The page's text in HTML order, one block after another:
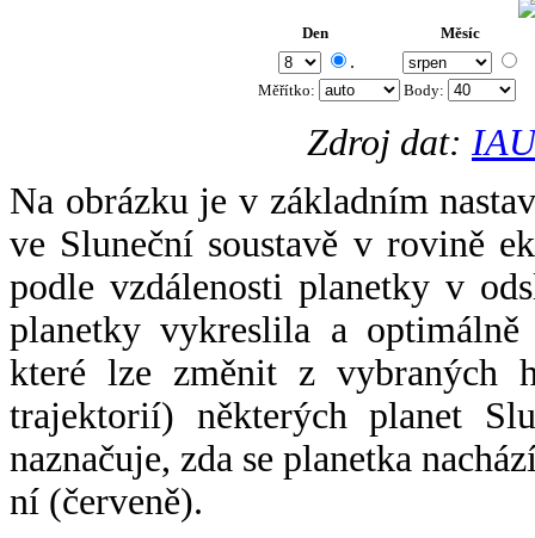
Den Měsíc
.
Měřítko: Body:
Zdroj dat:
Na obrázku je v základním
ve Sluneční soustavě v rovině
podle vzdálenosti planetky v
planetky vykreslila a
které lze změnit z vybraných
trajektorií) některých planet
naznačuje, zda se planetka
ní (červeně).